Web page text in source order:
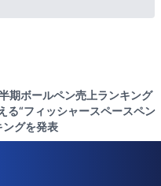
期ボールペン売上ランキング
る“フィッシャースペースペン
グを発表